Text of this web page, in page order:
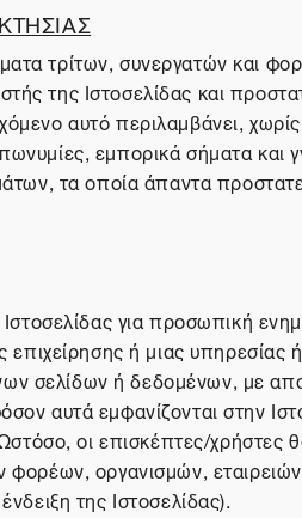
τρίτων, συνεργατών και
της Ιστοσελίδας και
αυτό περιλαμβάνει, χωρίς
εμπορικά σήματα
τα οποία άπαντα
για προσωπική
ή μιας
σελίδων ή δεδομένων, με
αυτά εμφανίζονται στην
οι επισκέπτες/
οργανισμών,
της Ιστοσελίδας).